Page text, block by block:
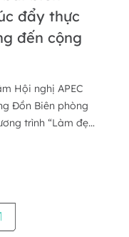
đẩy thực
đến cộng
Hội nghị APEC
Đồn Biên phòng
trình “Làm đẹp
góp phần cải